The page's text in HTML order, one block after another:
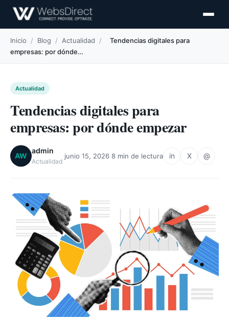
Inicio / Blog / Actualidad /
Tendencias digitales para
empresas: por dónde…
Actualidad
Tendencias digitales para
empresas: por dónde empezar
AW
admin
Actualidad
junio 15, 2026 8 min de lectura in X @